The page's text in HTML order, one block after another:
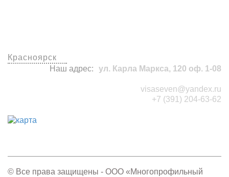
Красноярск
Наш адрес:
ул. Карла Маркса, 120 оф. 1-08
visaseven@yandex.ru
+7 (391) 204-63-62
© Все права защищены - OOO «Многопрофильный